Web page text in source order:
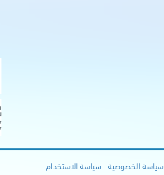
سياسة الخصوصية-سياسة الاستخدام